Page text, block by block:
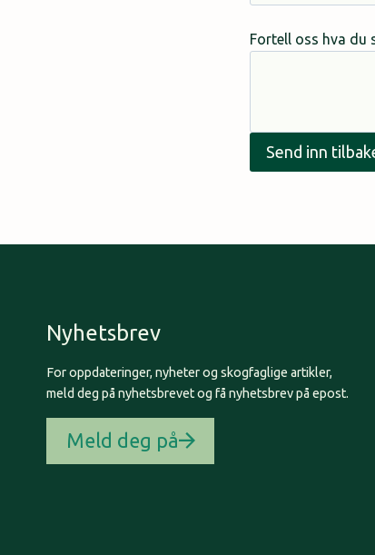
Fortell oss hva du
Send inn
Nyhetsbrev
For oppdateringer, nyheter og skogfaglige artikler,
meld deg på nyhetsbrevet og få nyhetsbrev på epost.
Meld deg på